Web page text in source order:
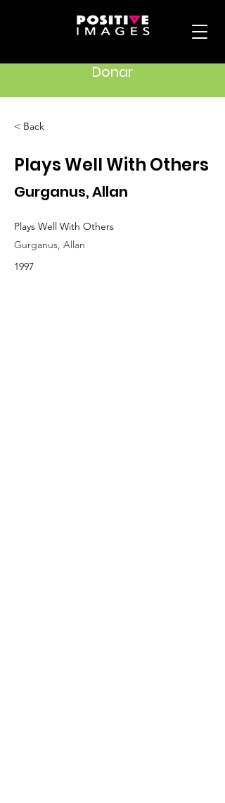
Donar
< Back
Plays Well With Others
Gurganus, Allan
Plays Well With Others
Gurganus, Allan
1997